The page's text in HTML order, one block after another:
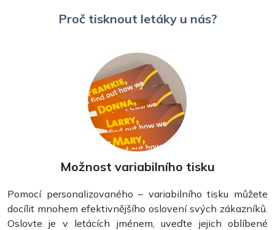
Plakáty
Proč tisknout letáky u nás?
Možnost variabilního tisku
Pomocí personalizovaného – variabilního tisku můžete
docílit mnohem efektivnějšího oslovení svých zákazníků.
Oslovte je v letácích jménem, uveďte jejich oblíbené